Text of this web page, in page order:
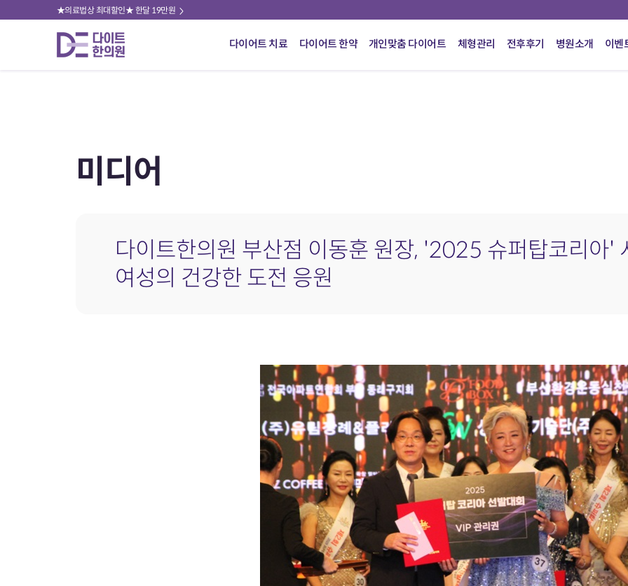
★의료법상 최대할인★ 한달 19만원
다이어트 치료 다이어트 한약 개인맞춤 다이어트 체형관리 전후후기 병원소개 이벤
미디어
다이트한의원 부산점 이동훈 원장, '2025 슈퍼탑코리아'
여성의 건강한 도전 응원